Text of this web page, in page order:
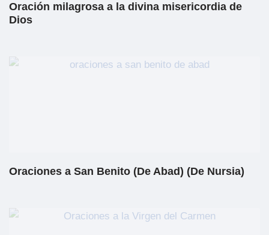
Oración milagrosa a la divina misericordia de
Dios
Oraciones a San Benito (De Abad) (De Nursia)